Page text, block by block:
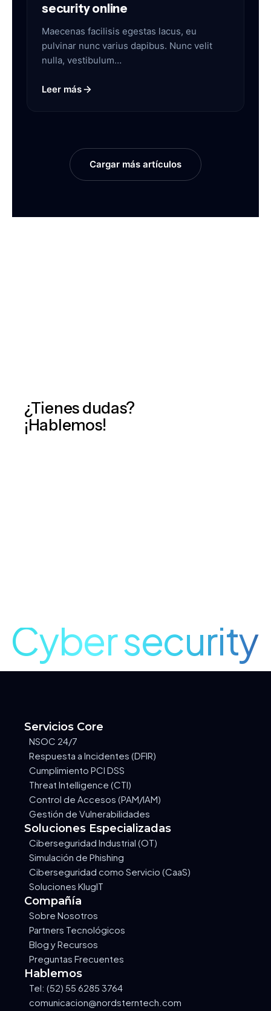
security online
Maecenas facilisis egestas lacus, eu
pulvinar nunc varius dapibus. Nunc velit
nulla, vestibulum…
Leer más
Cargar más artículos
¿Tienes dudas?
¡Hablemos!
Cyber security
Servicios Core
NSOC 24/7
Respuesta a Incidentes (DFIR)
Cumplimiento PCI DSS
Threat Intelligence (CTI)
Control de Accesos (PAM/IAM)
Gestión de Vulnerabilidades
Soluciones Especializadas
Ciberseguridad Industrial (OT)
Simulación de Phishing
Ciberseguridad como Servicio (CaaS)
Soluciones KlugIT
Compañía
Sobre Nosotros
Partners Tecnológicos
Blog y Recursos
Preguntas Frecuentes
Hablemos
Tel: (52) 55 6285 3764
comunicacion@nordsterntech.com